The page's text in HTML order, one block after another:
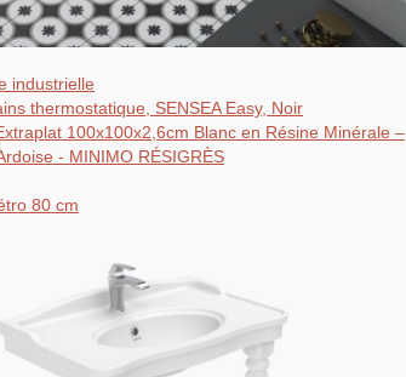
industrielle
thermostatique, SENSEA Easy, Noir
100x100x2,6cm Blanc en Résine Minérale –
- MINIMO RÉSIGRÈS
80 cm